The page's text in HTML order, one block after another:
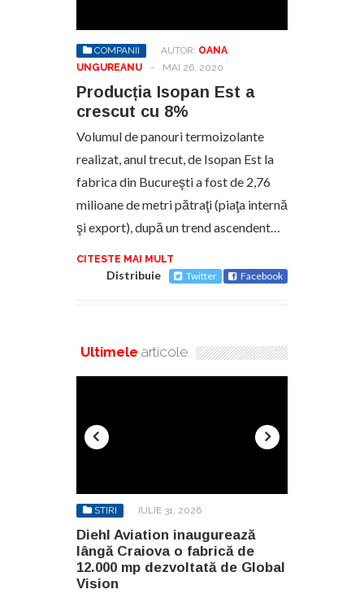
COMPANII AUTOR: OANA
UNGUREANU
- MAI 26, 2020
Producția Isopan Est a
crescut cu 8%
Volumul de panouri termoizolante
realizat, anul trecut, de Isopan Est la
fabrica din Bucureşti a fost de 2,76
milioane de metri pătraţi (piaţa internă
şi export), după un trend ascendent…
CITESTE MAI MULT
Distribuie Twitter Facebook
Ultimele articole
STIRI IULIE 31, 2026
Diehl Aviation inaugurează
lângă Craiova o fabrică de
12.000 mp dezvoltată de Global
Vision